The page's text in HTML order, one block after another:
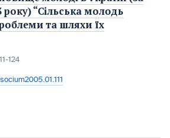
“Сільська молодь
та шляхи їх
124